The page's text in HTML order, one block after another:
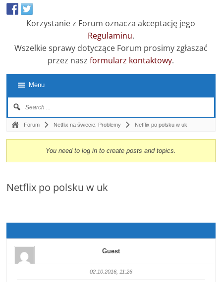
Korzystanie z Forum oznacza akceptację jego
Regulaminu.
Wszelkie sprawy dotyczące Forum prosimy zgłaszać
przez naszformularz kontaktowy.
Menu
Forum Netflix na świecie: Problemy Netflix po polsku w uk
You need to log in to create posts and topics.
Netflix po polsku w uk
Guest
02.10.2016, 11:26